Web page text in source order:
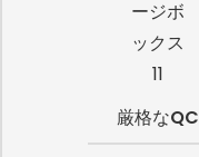
厳格なQC